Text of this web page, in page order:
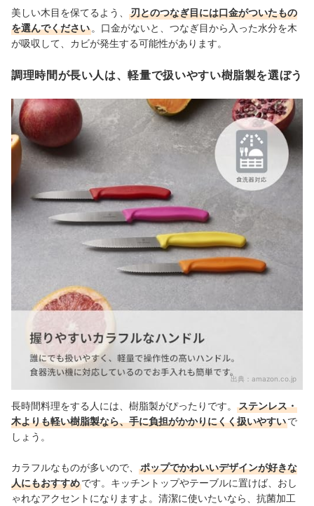
美しい木目を保てるよう、
刃とのつなぎ目には口金がついたもの
を選んでください 。口金がないと、つなぎ目から入った水分を木
が吸収して、カビが発生する可能性があります。
調理時間が長い人は、軽量で扱いやすい樹脂製を選ぼう
出典： amazon.co.jp
長時間料理をする人には、樹脂製がぴったりです。
ステンレス・
木よりも軽い樹脂製なら、手に負担がかかりにくく扱いやすいで
しょう。
カラフルなものが多いので、
ポップでかわいいデザインが好きな
人にもおすすめです。キッチントップやテーブルに置けば、おし
ゃれなアクセントになりますよ。清潔に使いたいなら、抗菌加工